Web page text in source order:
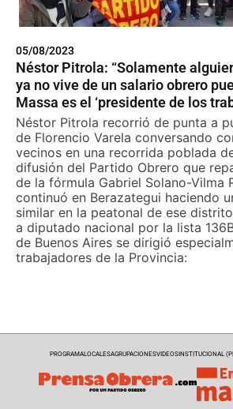
05/08/2023
Néstor Pitrola: “Solamente
ya no vive de un salario obrero
Massa es el ‘presidente de los
Néstor Pitrola recorrió de punta a
de Florencio Varela conversando
vecinos en una recorrida poblada
difusión del Partido Obrero que
de la fórmula Gabriel Solano-Vilma
continuó en Berazategui haciendo
similar en la peatonal de ese
a diputado nacional por la lista
de Buenos Aires se dirigió
trabajadores de la Provincia:
PROGRAMALOCALESAGRUPACIONESVIDEOSINSTITUCIONAL